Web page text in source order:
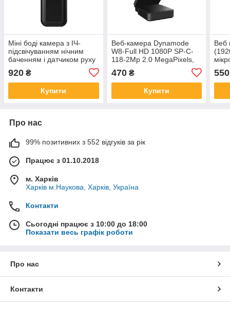
Міні боді камера з ІЧ-
підсвічуванням нічним
баченням і датчиком руху
920 ₴
Купити
Веб-камера Dynamode
W8-Full HD 1080P SP-C-
118-2Mp 2.0 MegaPixels,
1920x1080 відео: до 30 к/
с, угол 75°, USB
470₴
Купити
Веб
550
Про нас
99% позитивних з 552 відгуків за рік
Працює з 01.10.2018
м. Харків
Харків м.Наукова, Харків, Україна
Контакти
Сьогодні працює з 10:00 до 18:00
Показати весь графік роботи
Про нас
Контакти